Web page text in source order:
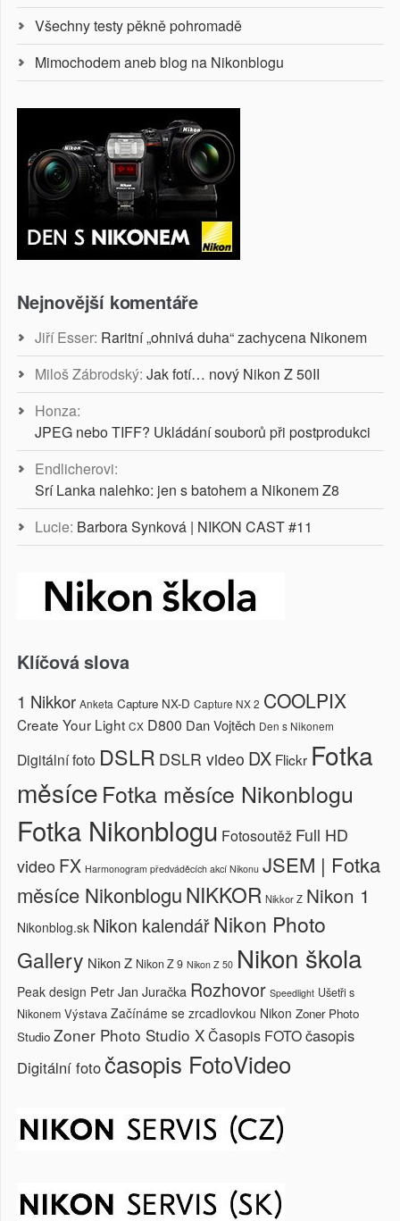
Všechny testy pěkně pohromadě
Mimochodem aneb blog na Nikonblogu
Nejnovější komentáře
Jiří Esser: Raritní „ohnivá duha“ zachycena Nikonem
Miloš Zábrodský: Jak fotí… nový Nikon Z 50II
Honza:
JPEG nebo TIFF? Ukládání souborů při postprodukci
Endlicherovi:
Srí Lanka nalehko: jen s batohem a Nikonem Z8
Lucie: Barbora Synková | NIKON CAST #11
Klíčová slova
1 Nikkor Anketa Capture NX-D Capture NX 2 COOLPIX
Create Your Light CX D800 Dan Vojtěch Den s Nikonem
Digitální foto DSLR DSLR video DX Flickr Fotka
měsíceFotka měsíce Nikonblogu
Fotka Nikonblogu Fotosoutěž Full HD
video FX Harmonogram předváděcích akcí Nikonu JSEM | Fotka
měsíce NikonbloguNIKKOR Nikkor Z Nikon 1
Nikonblog.sk Nikon kalendářNikon Photo
Gallery Nikon Z Nikon Z 9 Nikon Z 50 Nikon škola
Peak design Petr Jan Juračka Rozhovor Speedlight Ušetři s
Nikonem Výstava Začínáme se zrcadlovkou Nikon Zoner Photo
Studio Zoner Photo Studio XČasopis FOTOčasopis
Digitální fotočasopis FotoVideo